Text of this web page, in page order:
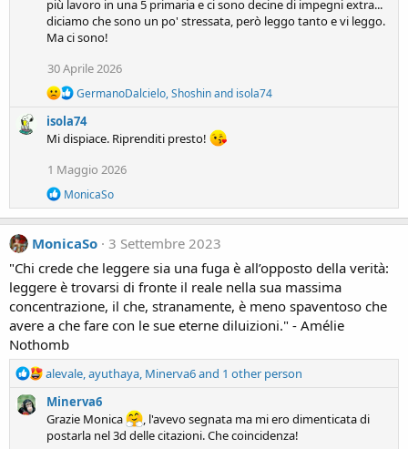
più lavoro in una 5 primaria e ci sono decine di impegni extra...
diciamo che sono un po' stressata, però leggo tanto e vi leggo.
Ma ci sono!
30 Aprile 2026
R
a
c
i
o
n
s
:
GermanoDalcielo,Shoshinand isola74
isola74
Mi dispiace. Riprenditi presto!
1 Maggio 2026
R
e
a
c
t
i
o
n
s
:
MonicaSo
MonicaSo 3 Settembre 2023
"Chi crede che leggere sia una fuga è all’opposto della verità:
leggere è trovarsi di fronte il reale nella sua massima
concentrazione, il che, stranamente, è meno spaventoso che
avere a che fare con le sue eterne diluizioni." - Amélie
Nothomb
R
a
c
t
alevale,ayuthaya, Minerva6and 1 other person
Minerva6
Grazie Monica
, l'avevo segnata ma mi ero dimenticata di
postarla nel 3d delle citazioni. Che coincidenza!